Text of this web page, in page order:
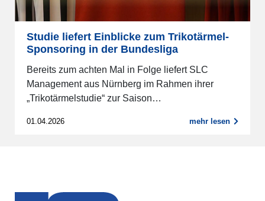
Studie liefert Einblicke zum Trikotärmel-
Sponsoring in der Bundesliga
Bereits zum achten Mal in Folge liefert SLC
Management aus Nürnberg im Rahmen ihrer
„Trikotärmelstudie“ zur Saison…
01.04.2026 mehr lesen